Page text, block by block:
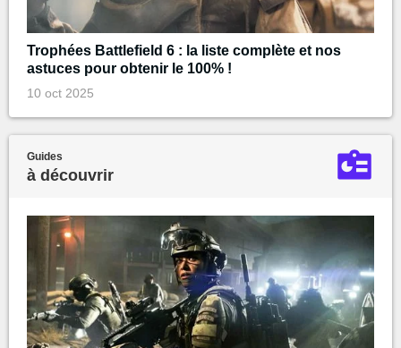
Trophées Battlefield 6 : la liste complète et nos
astuces pour obtenir le 100% !
10 oct 2025
Guides
à découvrir